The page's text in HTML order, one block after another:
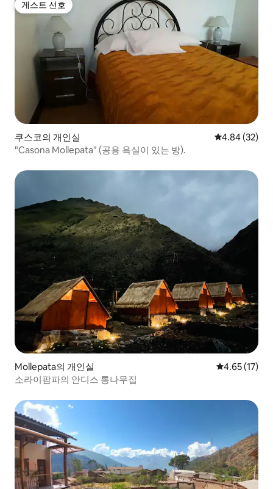
게스트 선호
게스트 선호
쿠스코의 개인실 평점 4.84점(5
4.84 (32)
"Casona Mollepata" (공용 욕실이 있는 방).
Mollepata의 개인실 평점 4.65점
4.65 (17)
소라이팜파의 안디스 통나무집